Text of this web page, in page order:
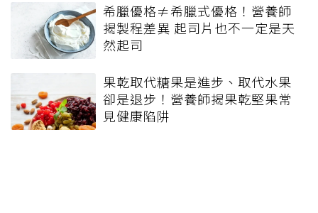
希臘優格≠希臘式優格！營養師
揭製程差異 起司片也不一定是天
然起司
果乾取代糖果是進步、取代水果
卻是退步！營養師揭果乾堅果常
見健康陷阱